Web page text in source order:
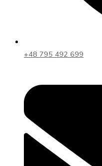
+48 795 492 699